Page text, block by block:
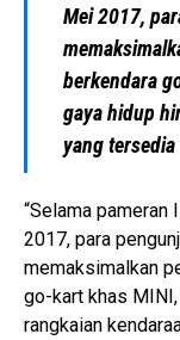
Mei 2017,
berkendara
gaya hidup
yang
“Selama
2017, para
memaksimalkan
go-kart khas
rangkaian